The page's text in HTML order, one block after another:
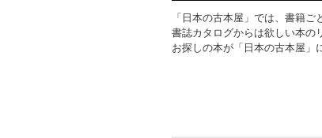
「日本の古本屋」では、書籍
書誌カタログからは欲しい本の
お探しの本が「日本の古本屋」